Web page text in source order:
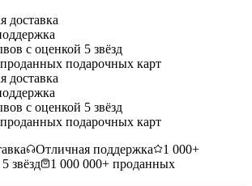
доставка
с оценкой 5 звёзд
подарочных карт
доставка
с оценкой 5 звёзд
подарочных карт
Отличная поддержка
1 000+
звёзд
1 000 000+ проданных